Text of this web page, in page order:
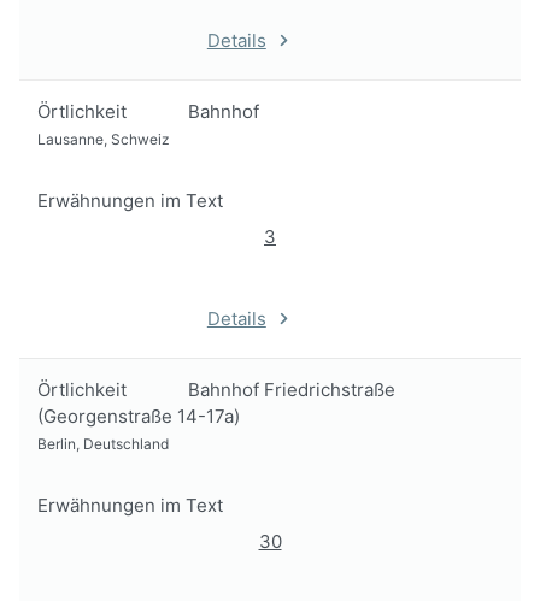
Details
Örtlichkeit Bahnhof
Lausanne, Schweiz
Erwähnungen im Text
3
Details
Örtlichkeit
Bahnhof Friedrichstraße
(Georgenstraße 14-17a)
Berlin, Deutschland
Erwähnungen im Text
30